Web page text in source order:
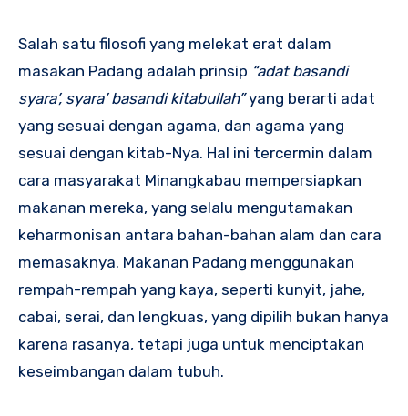
Salah satu filosofi yang melekat erat dalam
masakan Padang adalah prinsip “adat basandi
syara’, syara’ basandi kitabullah”yang berarti adat
yang sesuai dengan agama, dan agama yang
sesuai dengan kitab-Nya. Hal ini tercermin dalam
cara masyarakat Minangkabau mempersiapkan
makanan mereka, yang selalu mengutamakan
keharmonisan antara bahan-bahan alam dan cara
memasaknya. Makanan Padang menggunakan
rempah-rempah yang kaya, seperti kunyit, jahe,
cabai, serai, dan lengkuas, yang dipilih bukan hanya
karena rasanya, tetapi juga untuk menciptakan
keseimbangan dalam tubuh.